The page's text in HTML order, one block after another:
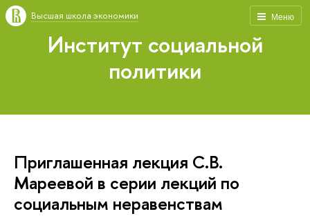
Меню
Высшая школа экономики
Институт социальной
политики
Приглашенная лекция С.В.
Мареевой в серии лекций по
социальным неравенствам